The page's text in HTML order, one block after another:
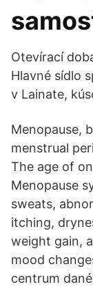
Otevírací
Hlavné sídlo
v Lainate,
Menopause,
menstrual
The age of
Menopause
sweats,
itching,
weight gain,
mood
centrum